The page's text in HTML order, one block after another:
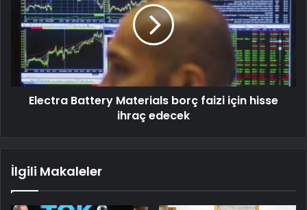
Electra Battery Materials borç faizi için hisse
ihraç edecek
İlgili Makaleler